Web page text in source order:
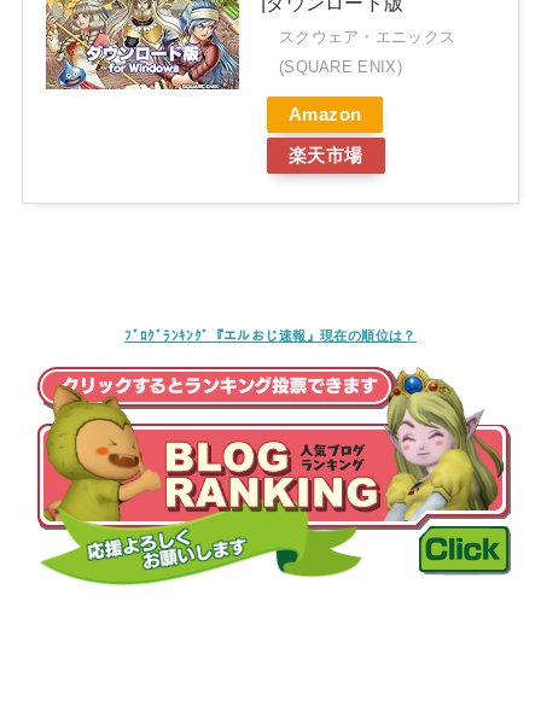
スクウェア・エニックス
(SQUARE ENIX)
Amazon
楽天市場
ﾌﾞﾛｸﾞﾗﾝｷﾝｸﾞ『エルおじ速報』現在の順位は？